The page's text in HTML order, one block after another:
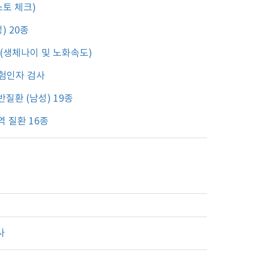
토 체크)
) 20종
생체나이 및 노화속도)
인자 검사
질환 (남성) 19종
질환 16종